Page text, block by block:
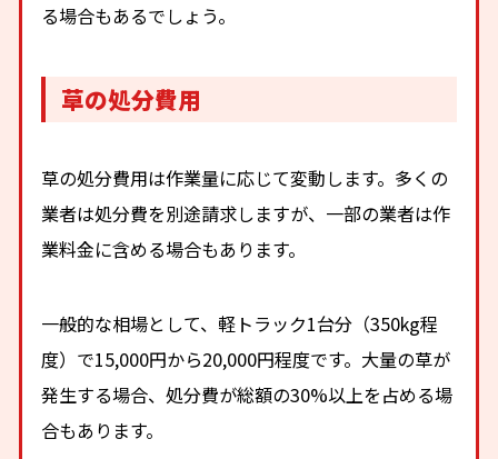
る場合もあるでしょう。
草の処分費用
草の処分費用は作業量に応じて変動します。多くの
業者は処分費を別途請求しますが、一部の業者は作
業料金に含める場合もあります。
一般的な相場として、軽トラック1台分（350kg程
度）で15,000円から20,000円程度です。大量の草が
発生する場合、処分費が総額の30%以上を占める場
合もあります。